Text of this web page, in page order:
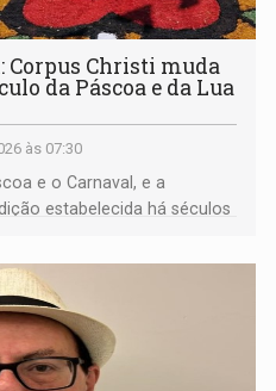
Corpus Christi muda
da Páscoa e da Lua
às 07:30
e o Carnaval, e a
estabelecida há séculos